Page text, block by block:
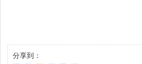
分享到：